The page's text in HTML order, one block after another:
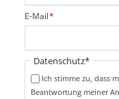
i
c
t
f
P
f
i
E-Mail*
Pflichtfeld
Datenschutz*
Ich stimme zu, dass
Beantwortung meiner